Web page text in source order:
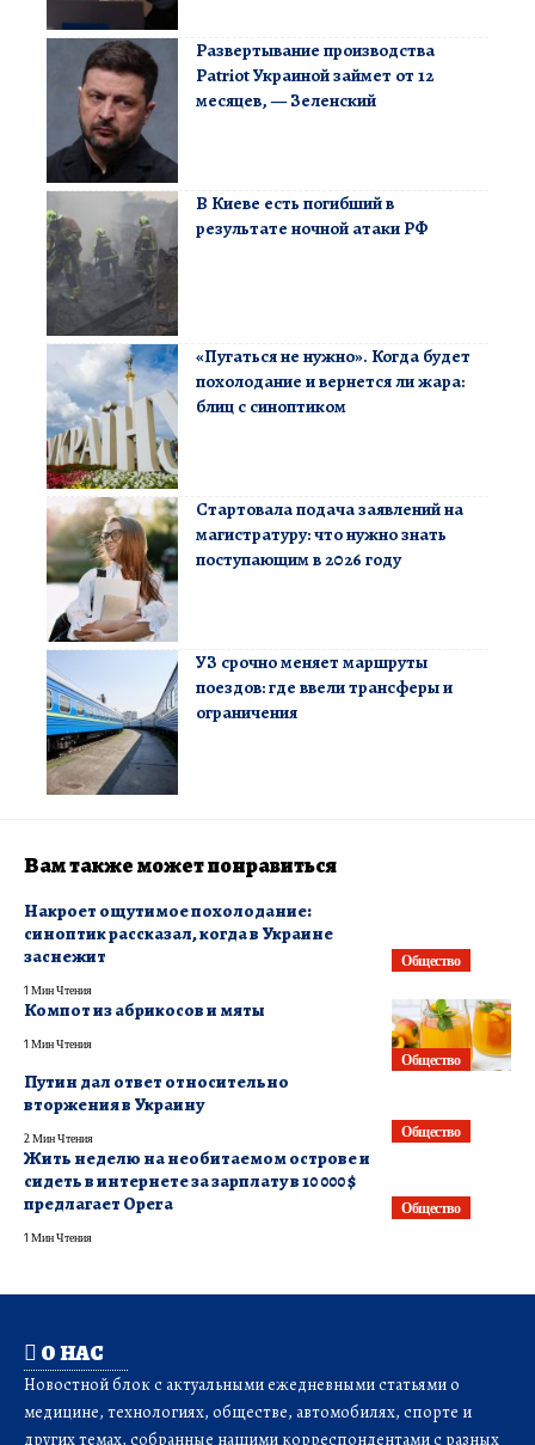
Развертывание производства
Patriot Украиной займет от 12
месяцев, — Зеленский
В Киеве есть погибший в
результате ночной атаки РФ
«Пугаться не нужно». Когда будет
похолодание и вернется ли жара:
блиц с синоптиком
Стартовала подача заявлений на
магистратуру: что нужно знать
поступающим в 2026 году
УЗ срочно меняет маршруты
поездов: где ввели трансферы и
ограничения
Вам также может понравиться
Общество
​Накроет ощутимое похолодание:
синоптик рассказал, когда в Украине
заснежит
1 Мин Чтения
Общество
Компот из абрикосов и мяты
1 Мин Чтения
Общество
​Путин дал ответ относительно
вторжения в Украину
2 Мин Чтения
Общество
Жить неделю на необитаемом острове и
сидеть в интернете за зарплату в 10 000 $
предлагает Opera
1 Мин Чтения
О НАС
Новостной блок с актуальными ежедневными статьями о
медицине, технологиях, обществе, автомобилях, спорте и
других темах, собранные нашими корреспондентами с разных